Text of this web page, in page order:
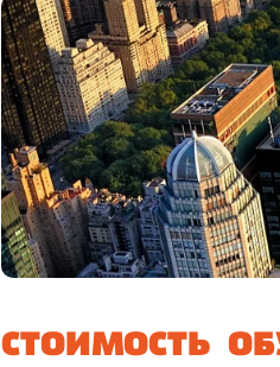
СТОИМОСТЬ